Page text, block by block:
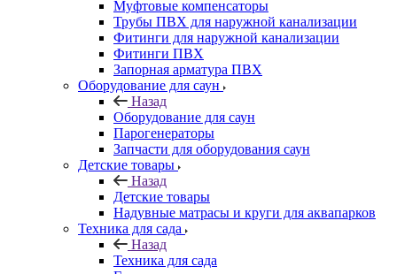
Муфтовые компенсаторы
Трубы ПВХ для наружной канализации
Фитинги для наружной канализации
Фитинги ПВХ
Запорная арматура ПВХ
Оборудование для саун
Назад
Оборудование для саун
Парогенераторы
Запчасти для оборудования саун
Детские товары
Назад
Детские товары
Надувные матрасы и круги для аквапарков
Техника для сада
Назад
Техника для сада